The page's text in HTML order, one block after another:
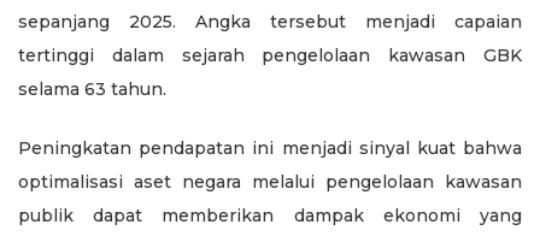
sepanjang 2025. Angka tersebut menjadi capaian
tertinggi dalam sejarah pengelolaan kawasan GBK
selama 63 tahun.
Peningkatan pendapatan ini menjadi sinyal kuat bahwa
optimalisasi aset negara melalui pengelolaan kawasan
publik dapat memberikan dampak ekonomi yang